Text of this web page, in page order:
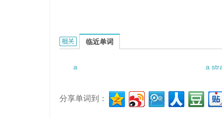
a new line in hats的相关资料：
临近单词
a a
分享单词到：